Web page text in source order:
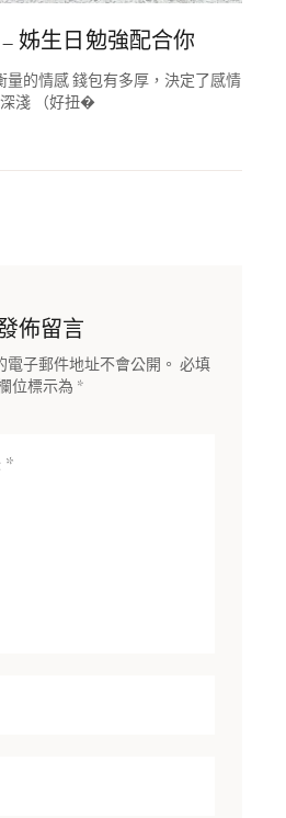
姊生日勉強配合你
量的情感 錢包有多厚，決定了感情
淺 （好扭�
佈留言
子郵件地址不會公開。 必填
位標示為 *